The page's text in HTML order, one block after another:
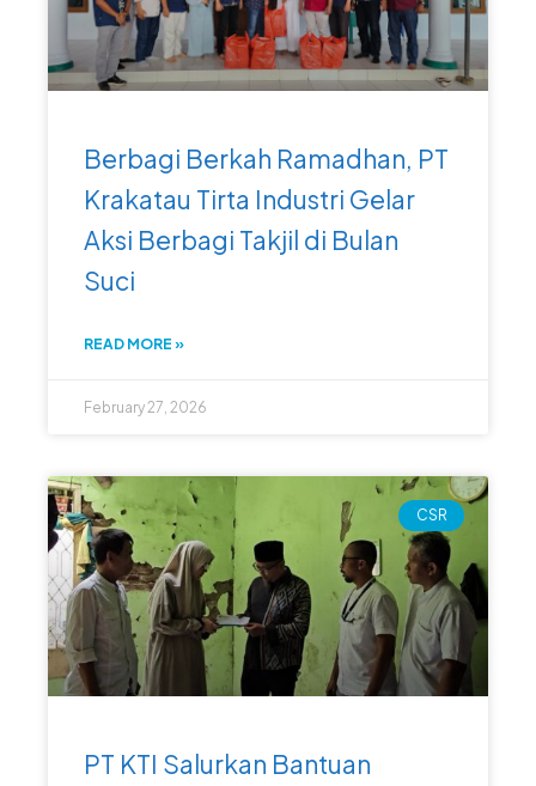
Berbagi Berkah Ramadhan, PT
Krakatau Tirta Industri Gelar
Aksi Berbagi Takjil di Bulan
Suci
READ MORE »
February 27, 2026
CSR
PT KTI Salurkan Bantuan